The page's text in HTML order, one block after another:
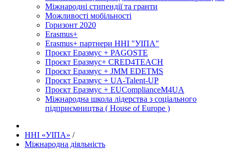
Міжнародні стипендії та гранти
Можливості мобільності
Горизонт 2020
Erasmus+
Erasmus+ партнери ННІ "УІПА"
Проєкт Еразмус + PAGOSTE
Проєкт Еразмус+ CRED4TEACH
Проєкт Еразмус + JMM EDETMS
Проєкт Еразмус + UA-Talent-UP
Проєкт Еразмус + EUComplianceM4UA
Міжнародна школа лідерства з соціального
підприємництва ( House of Europe )
ННІ «УІПА» /
Міжнародна діяльність